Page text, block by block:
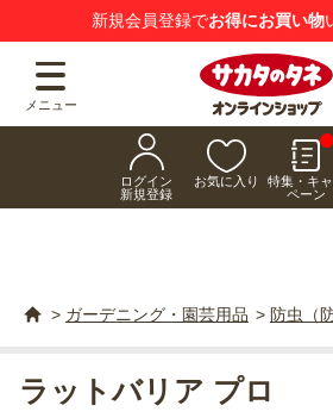
新規会員登録でお得にお買い物
メニュー
ログイン
新規登録
お気に入り
特集・キ
ペーン
> ガーデニング・園芸用品 > 防虫（
ラットバリア プロ